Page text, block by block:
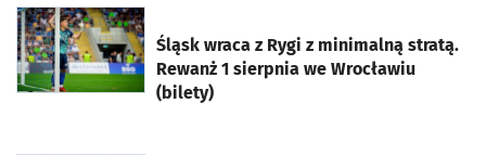
Śląsk wraca z Rygi z minimalną stratą.
Rewanż 1 sierpnia we Wrocławiu
(bilety)
otworzy się w nowej karcie